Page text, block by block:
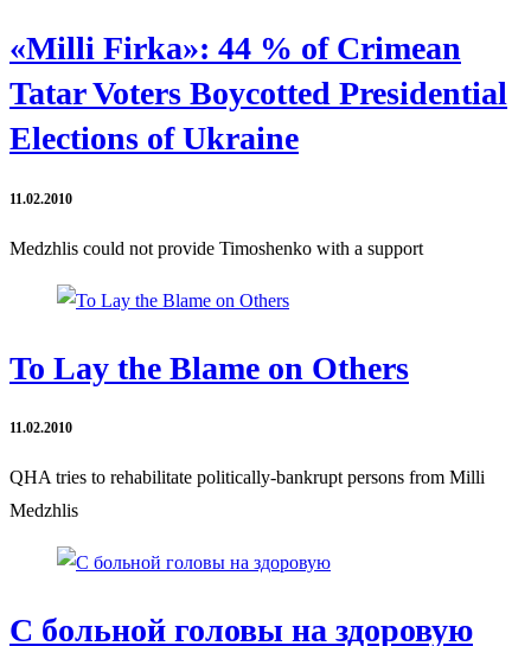
«Milli Firka»: 44 % of Crimean
Tatar Voters Boycotted Presidential
Elections of Ukraine
11.02.2010
Medzhlis could not provide Timoshenko with a support
To Lay the Blame on Others
11.02.2010
QHA tries to rehabilitate politically-bankrupt persons from Milli
Medzhlis
С больной головы на здоровую